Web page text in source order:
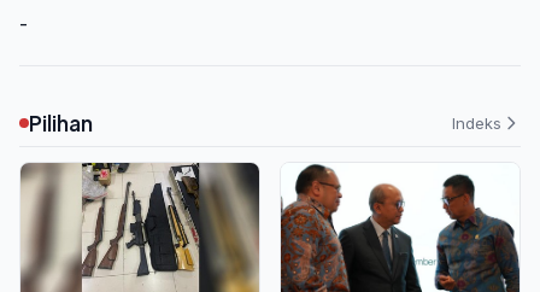
-
Pilihan Indeks